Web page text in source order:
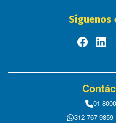
Síguenos
01-
312 767 9859